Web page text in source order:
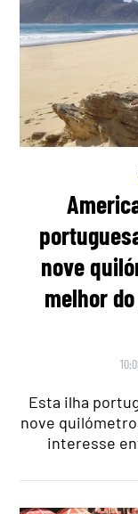
nove
melhor
Esta ilha
nove
interesse